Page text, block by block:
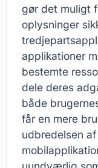
gør det muligt
oplysninger
applikationer
bestemte
dele deres
både
får en mere
udbredelsen